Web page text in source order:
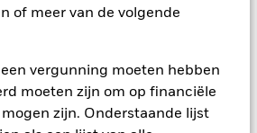
of meer van de volgende
vergunning moeten hebben
moeten zijn om op financiële
zijn. Onderstaande lijst
Beleggers verliezen mogelijk hun
valuta; schommelingen van de
zullen invloed hebben op de
Vergeleken met meer gevestigde